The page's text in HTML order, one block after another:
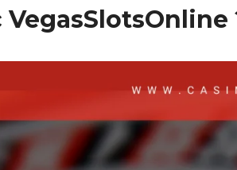
VegasSlotsOnline